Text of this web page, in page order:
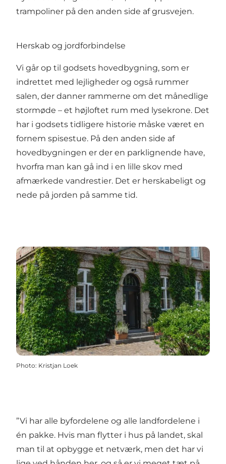
trampoliner på den anden side af grusvejen.
Herskab og jordforbindelse
Vi går op til godsets hovedbygning, som er
indrettet med lejligheder og også rummer
salen, der danner rammerne om det månedlige
stormøde – et højloftet rum med lysekrone. Det
har i godsets tidligere historie måske været en
fornem spisestue. På den anden side af
hovedbygningen er der en parklignende have,
hvorfra man kan gå ind i en lille skov med
afmærkede vandrestier. Det er herskabeligt og
nede på jorden på samme tid.
Photo: Kristjan Loek
”Vi har alle byfordelene og alle landfordelene i
én pakke. Hvis man flytter i hus på landet, skal
man til at opbygge et netværk, men det har vi